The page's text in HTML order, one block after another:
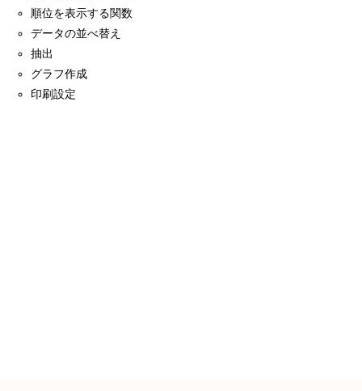
順位を表示する関数
データの並べ替え
抽出
グラフ作成
印刷設定